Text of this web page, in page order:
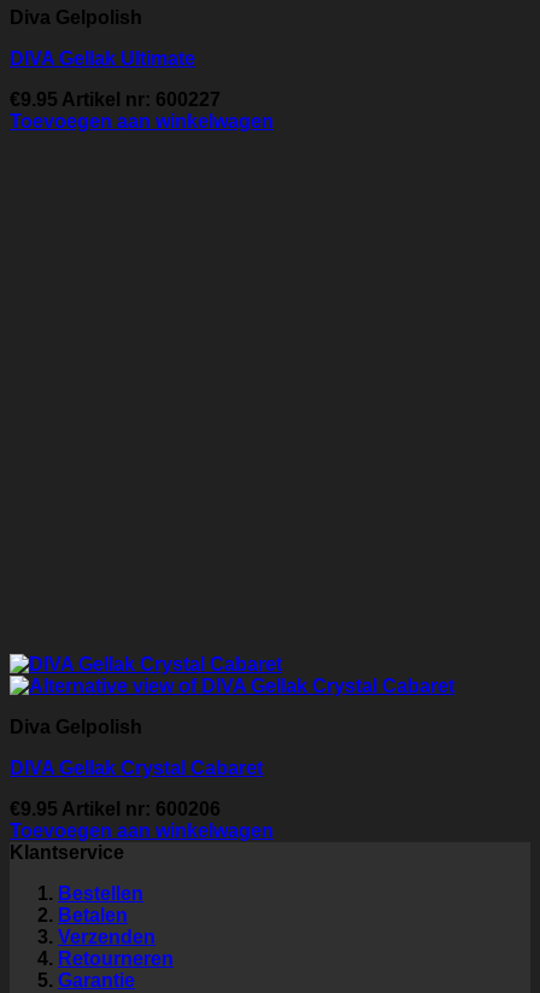
Diva Gelpolish
DIVA Gellak Ultimate
€9.95 Artikel nr: 600227
Toevoegen aan winkelwagen
Diva Gelpolish
DIVA Gellak Crystal Cabaret
€9.95 Artikel nr: 600206
Toevoegen aan winkelwagen
Klantservice
Bestellen
Betalen
Verzenden
Retourneren
Garantie